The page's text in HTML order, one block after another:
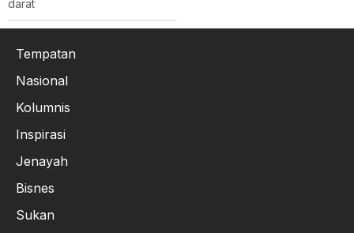
darat
Tempatan
Nasional
Kolumnis
Inspirasi
Jenayah
Bisnes
Sukan